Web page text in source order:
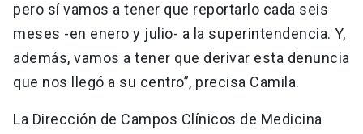
pero sí vamos a tener que reportarlo cada seis
meses -en enero y julio- a la superintendencia. Y,
además, vamos a tener que derivar esta denuncia
que nos llegó a su centro”, precisa Camila.
La Dirección de Campos Clínicos de Medicina